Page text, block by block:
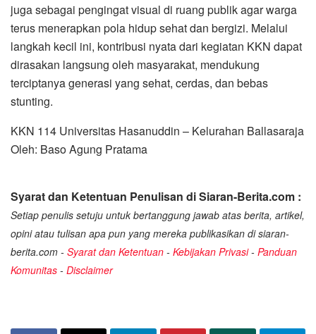
juga sebagai pengingat visual di ruang publik agar warga
terus menerapkan pola hidup sehat dan bergizi. Melalui
langkah kecil ini, kontribusi nyata dari kegiatan KKN dapat
dirasakan langsung oleh masyarakat, mendukung
terciptanya generasi yang sehat, cerdas, dan bebas
stunting.
KKN 114 Universitas Hasanuddin – Kelurahan Ballasaraja
Oleh: Baso Agung Pratama
Syarat dan Ketentuan Penulisan di Siaran-Berita.com :
Setiap penulis setuju untuk bertanggung jawab atas berita, artikel,
opini atau tulisan apa pun yang mereka publikasikan di siaran-
berita.com - Syarat dan Ketentuan - Kebijakan Privasi- Panduan
Komunitas - Disclaimer